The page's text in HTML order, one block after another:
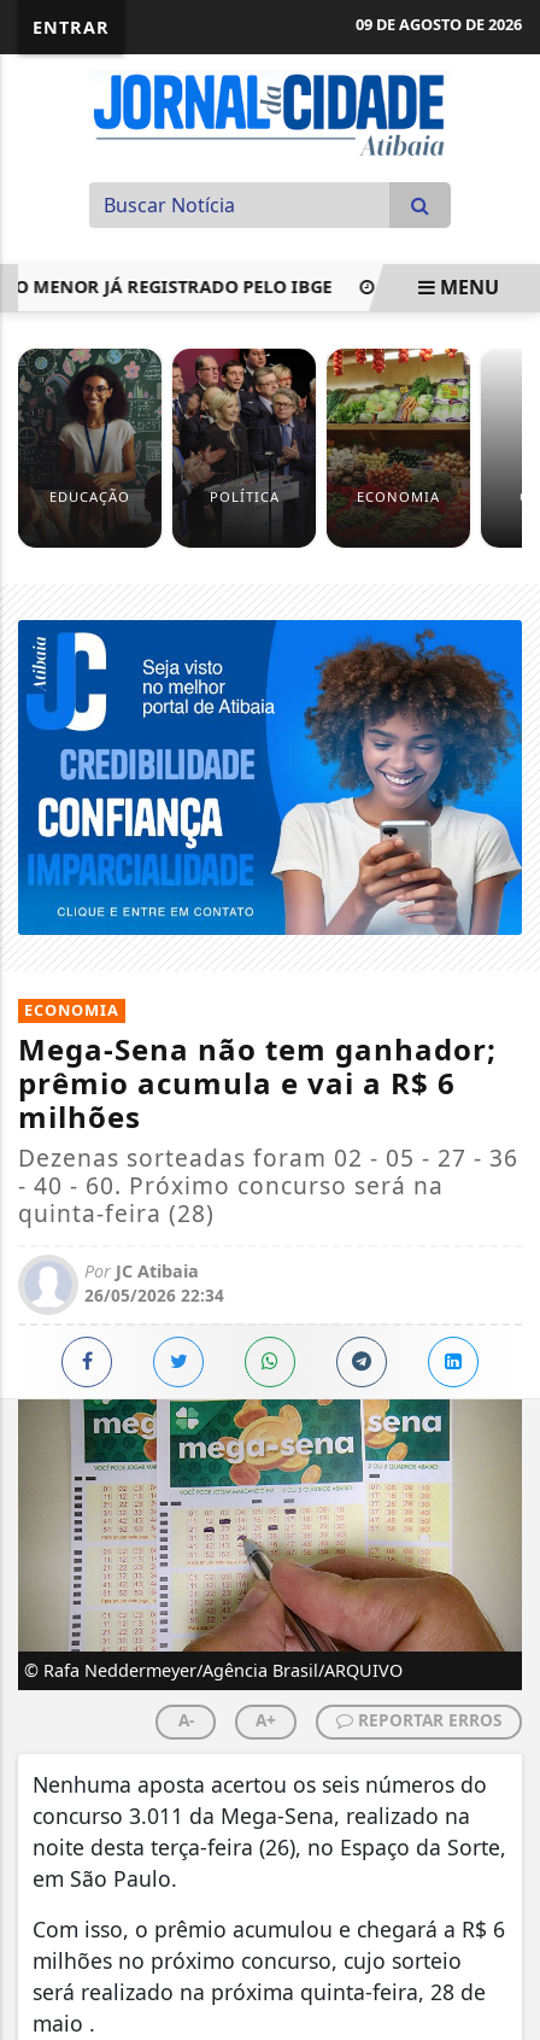
ENTRAR 09 DE AGOSTO DE 2026
JÁ REGISTRADO PELO IBGE PROJETO OBRIGA
MENU
EDUCAÇÃO POLÍTICA ECONOMIA
ECONOMIA
Mega-Sena não tem ganhador;
prêmio acumula e vai a R$ 6
milhões
Dezenas sorteadas foram 02 - 05 - 27 - 36
- 40 - 60. Próximo concurso será na
quinta-feira (28)
Por JC Atibaia
26/05/2026 22:34
© Rafa Neddermeyer/Agência Brasil/ARQUIVO
A- A+ REPORTAR ERROS
Nenhuma aposta acertou os seis números do
concurso 3.011 da Mega-Sena, realizado na
noite desta terça-feira (26), no Espaço da Sorte,
em São Paulo.
Com isso, o prêmio acumulou e chegará a R$ 6
milhões no próximo concurso, cujo sorteio
será realizado na próxima quinta-feira, 28 de
maio .